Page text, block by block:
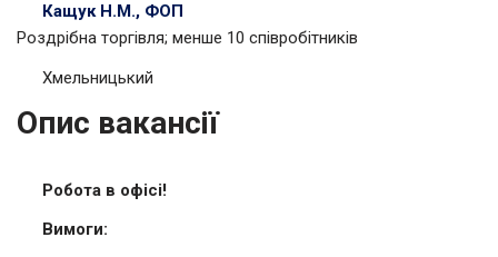
Кащук Н.М., ФОП
Роздрібна торгівля; менше 10 співробітників
Хмельницький
Опис вакансії
Робота в офісі!
Вимоги: